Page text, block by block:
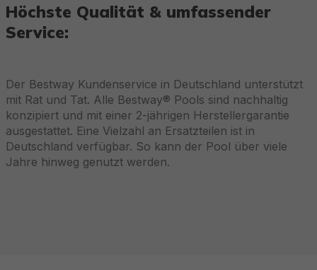
Höchste Qualität & umfassender
Service:
Der Bestway Kundenservice in Deutschland unterstützt
mit Rat und Tat. Alle Bestway® Pools sind nachhaltig
konzipiert und mit einer 2-jährigen Herstellergarantie
ausgestattet. Eine Vielzahl an Ersatzteilen ist in
Deutschland verfügbar. So kann der Pool über viele
Jahre hinweg genutzt werden.